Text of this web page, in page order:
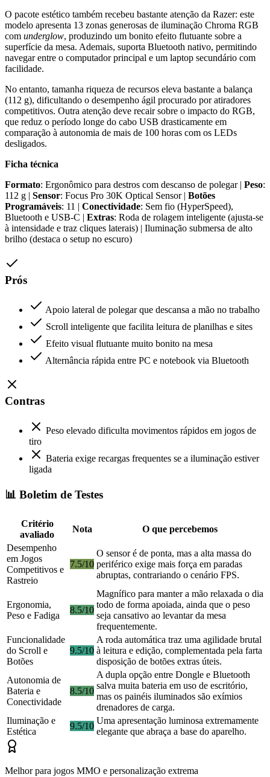
O pacote estético também recebeu bastante atenção da Razer: este
modelo apresenta 13 zonas generosas de iluminação Chroma RGB
com underglow, produzindo um bonito efeito flutuante sobre a
superfície da mesa. Ademais, suporta Bluetooth nativo, permitindo
navegar entre o computador principal e um laptop secundário com
facilidade.
No entanto, tamanha riqueza de recursos eleva bastante a balança
(112 g), dificultando o desempenho ágil procurado por atiradores
competitivos. Outra atenção deve recair sobre o impacto do RGB,
que reduz o período longe do cabo USB drasticamente em
comparação à autonomia de mais de 100 horas com os LEDs
desligados.
Ficha técnica
Formato: Ergonômico para destros com descanso de polegar | Peso:
112 g | Sensor: Focus Pro 30K Optical Sensor | Botões
Programáveis: 11 | Conectividade: Sem fio (HyperSpeed),
Bluetooth e USB-C | Extras: Roda de rolagem inteligente (ajusta-se
à intensidade e traz cliques laterais) | Iluminação submersa de alto
brilho (destaca o setup no escuro)
Prós
Apoio lateral de polegar que descansa a mão no trabalho
Scroll inteligente que facilita leitura de planilhas e sites
Efeito visual flutuante muito bonito na mesa
Alternância rápida entre PC e notebook via Bluetooth
Contras
Peso elevado dificulta movimentos rápidos em jogos de
tiro
Bateria exige recargas frequentes se a iluminação estiver
ligada
📊 Boletim de Testes
Critério
avaliado
Nota
O que percebemos
Desempenho
em Jogos
Competitivos e
Rastreio
7.5/10
O sensor é de ponta, mas a alta massa do
periférico exige mais força em paradas
abruptas, contrariando o cenário FPS.
Ergonomia,
Peso e Fadiga
8.5/10
Magnífico para manter a mão relaxada o dia
todo de forma apoiada, ainda que o peso
seja cansativo ao levantar da mesa
frequentemente.
Funcionalidade
do Scroll e
Botões
9.5/10
A roda automática traz uma agilidade brutal
à leitura e edição, complementada pela farta
disposição de botões extras úteis.
Autonomia de
Bateria e
Conectividade
8.5/10
A dupla opção entre Dongle e Bluetooth
salva muita bateria em uso de escritório,
mas os painéis iluminados são exímios
drenadores de carga.
Iluminação e
Estética
9.5/10
Uma apresentação luminosa extremamente
elegante que abraça a base do aparelho.
Melhor para jogos MMO e personalização extrema